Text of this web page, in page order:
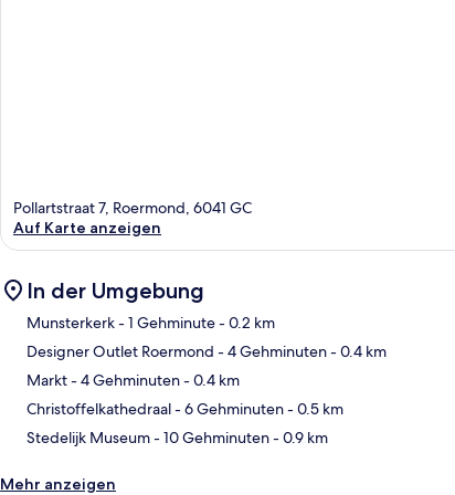
Pollartstraat 7, Roermond, 6041 GC
Auf Karte anzeigen
In der Umgebung
Munsterkerk- 1 Gehminute- 0.2 km
Designer Outlet Roermond - 4 Gehminuten- 0.4 km
Markt- 4 Gehminuten- 0.4 km
Christoffelkathedraal- 6 Gehminuten- 0.5 km
Stedelijk Museum- 10 Gehminuten- 0.9 km
Mehr anzeigen